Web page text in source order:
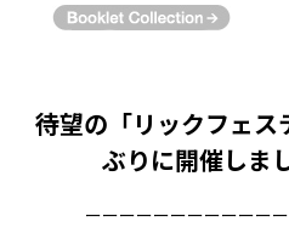
待望の「リックフェ
ぶりに開催しま
ーーーーーーーーーーー